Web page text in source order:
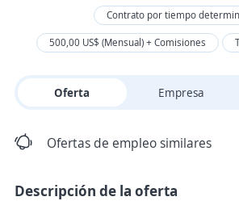
Contrato por tiempo
500,00 US$ (Mensual) + Comisiones
Oferta Empresa
Ofertas de empleo similares
Descripción de la oferta